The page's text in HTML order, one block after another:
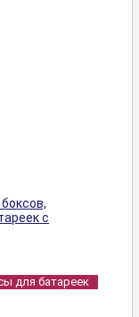
с
для батареек